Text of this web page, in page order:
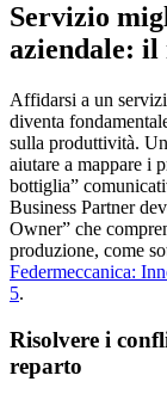
Servizio
aziendale: il
Affidarsi a un
diventa
sulla produttività.
aiutare a mappare i
bottiglia”
Business Partner
Owner” che
produzione, come
Federmeccanica:
5.
Risolvere i
reparto